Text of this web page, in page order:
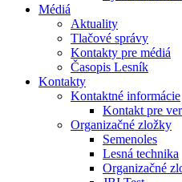
Médiá
Aktuality
Tlačové správy
Kontakty pre médiá
Časopis Lesník
Kontakty
Kontaktné informácie
Kontakt pre
Organizačné zložky
Semenoles
Lesná technika
Organizačné